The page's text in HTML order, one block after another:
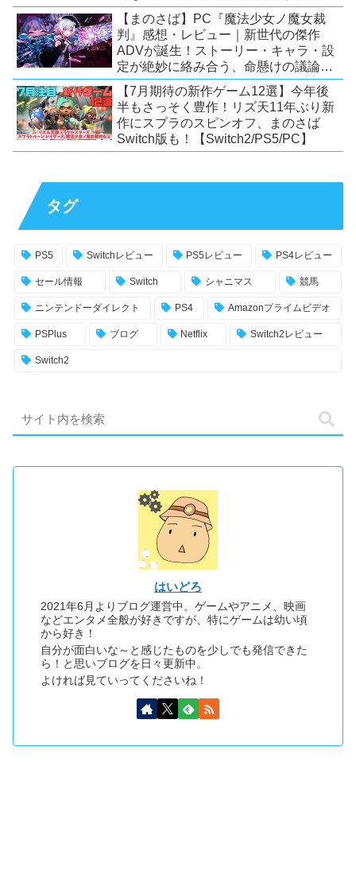
い！？
【まのさば】PC『魔法少女ノ魔女裁
判』感想・レビュー｜新世代の傑作
ADVが誕生！ストーリー・キャラ・設
定が絶妙に絡み合う、命懸けの議論ミ
ステリー【PC/Switch】
【7月期待の新作ゲーム12選】今年後
半もさっそく豊作！リズ天11年ぶり新
作にスプラのスピンオフ、まのさば
Switch版も！【Switch2/PS5/PC】
タグ
PS5 Switchレビュー PS5レビュー PS4レビュー
セール情報 Switch シャニマス 競馬
ニンテンドーダイレクト PS4 Amazonプライムビデオ
PSPlus ブログ Netflix Switch2レビュー
Switch2
はいどろ
2021年6月よりブログ運営中。ゲームやアニメ、映画
などエンタメ全般が好きですが、特にゲームは幼い頃
から好き！
自分が面白いな～と感じたものを少しでも発信できた
ら！と思いブログを日々更新中。
よければ見ていってくださいね！